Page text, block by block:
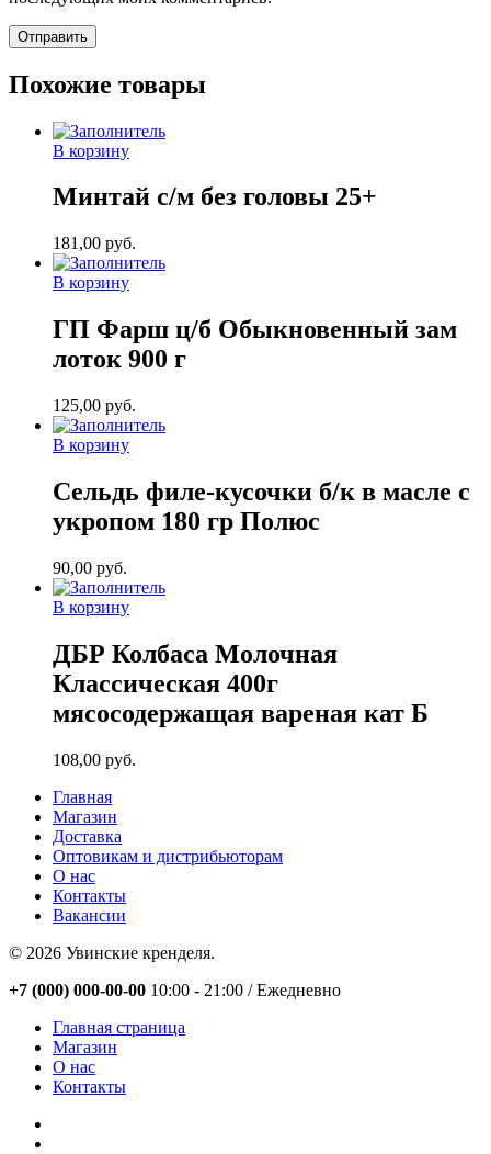
Похожие товары
В корзину
Минтай с/м без головы 25+
181,00 руб.
В корзину
ГП Фарш ц/б Обыкновенный зам
лоток 900 г
125,00 руб.
В корзину
Сельдь филе-кусочки б/к в масле с
укропом 180 гр Полюс
90,00 руб.
В корзину
ДБР Колбаса Молочная
Классическая 400г
мясосодержащая вареная кат Б
108,00 руб.
Главная
Магазин
Доставка
Оптовикам и дистрибьюторам
О нас
Контакты
Вакансии
© 2026 Увинские кренделя.
Close
+7 (000) 000-00-00 10:00 - 21:00 / Eжедневно
Главная страница
Магазин
О нас
Контакты